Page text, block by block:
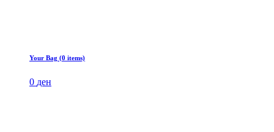
Your Bag (0 items)
0 ден